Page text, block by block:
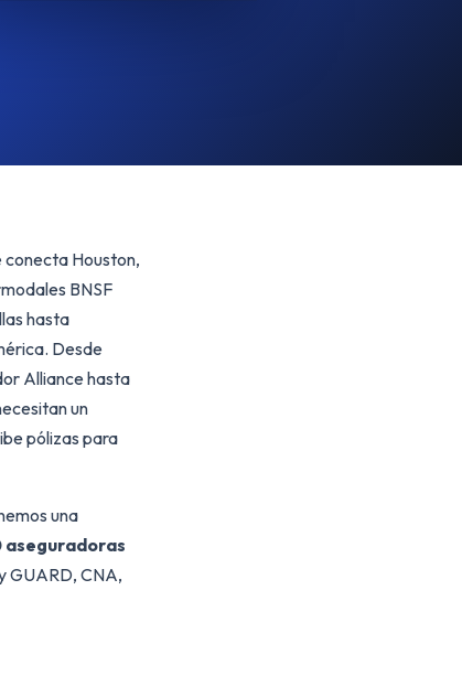
conecta Houston,
BNSF
hasta
Desde
Alliance hasta
un
pólizas para
una
aseguradoras
GUARD, CNA,